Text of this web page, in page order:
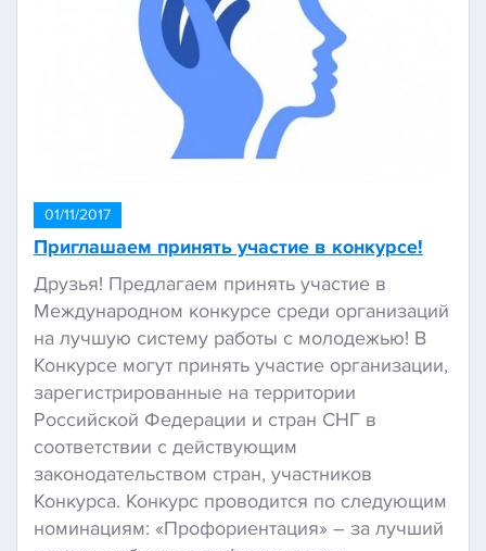
01/11/2017
Приглашаем принять участие в конкурсе!
Друзья! Предлагаем принять участие в
Международном конкурсе среди организаций
на лучшую систему работы с молодежью! В
Конкурсе могут принять участие организации,
зарегистрированные на территории
Российской Федерации и стран СНГ в
соответствии с действующим
законодательством стран, участников
Конкурса. Конкурс проводится по следующим
номинациям: «Профориентация» – за лучший